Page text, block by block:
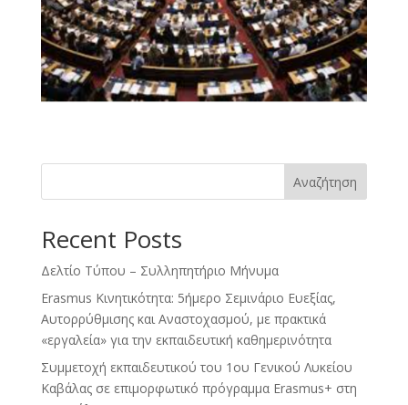
Αναζήτηση
Recent Posts
Δελτίο Τύπου – Συλληπητήριο Μήνυμα
Erasmus Κινητικότητα: 5ήμερο Σεμινάριο Ευεξίας,
Αυτορρύθμισης και Αναστοχασμού, με πρακτικά
«εργαλεία» για την εκπαιδευτική καθημερινότητα
Συμμετοχή εκπαιδευτικού του 1ου Γενικού Λυκείου
Καβάλας σε επιμορφωτικό πρόγραμμα Erasmus+ στη